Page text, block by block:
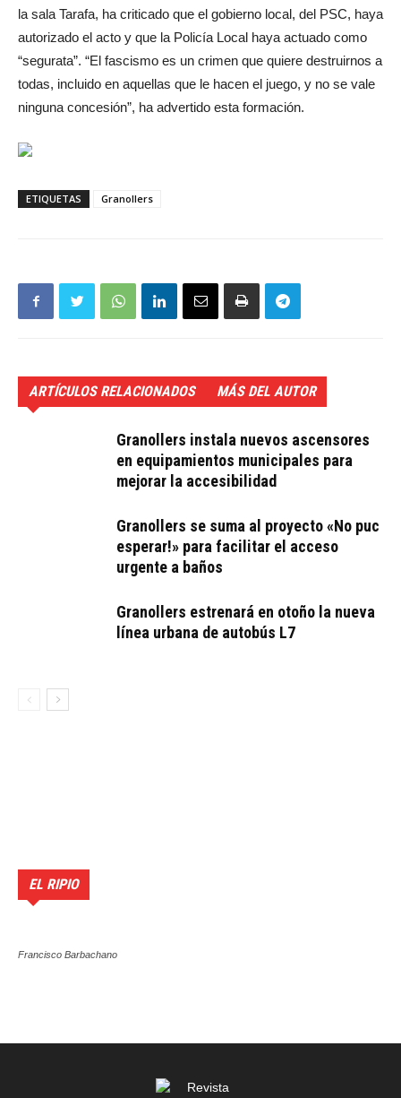
la sala Tarafa, ha criticado que el gobierno local, del PSC, haya
autorizado el acto y que la Policía Local haya actuado como
“segurata”. “El fascismo es un crimen que quiere destruirnos a
todas, incluido en aquellas que le hacen el juego, y no se vale
ninguna concesión”, ha advertido esta formación.
ETIQUETAS Granollers
ARTÍCULOS RELACIONADOS MÁS DEL AUTOR
Granollers instala nuevos ascensores
en equipamientos municipales para
mejorar la accesibilidad
Granollers se suma al proyecto «No puc
esperar!» para facilitar el acceso
urgente a baños
Granollers estrenará en otoño la nueva
línea urbana de autobús L7
EL RIPIO
Francisco Barbachano